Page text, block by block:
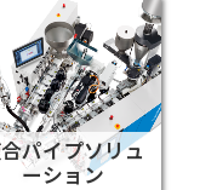
パイプソリュ
ーション